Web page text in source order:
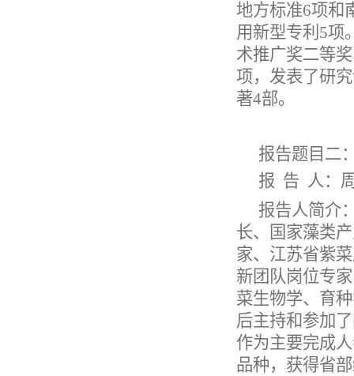
地方标准6项和
用新型专利5项
术推广奖二等
项，发表了研
著4部。
报告题目二
报 告 人：
报告人简介
长、国家藻类
家、江苏省紫
新团队岗位专
菜生物学、育
后主持和参加
作为主要完成
品种，获得省